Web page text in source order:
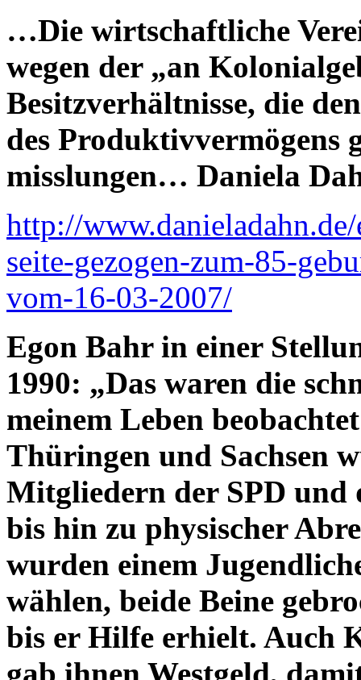
…Die wirtschaftliche
wegen der „an
Besitzverhältnisse, die
des Produktivvermögens
misslungen… Daniela
http://
seite-gezogen-zum-85-
vom-16-03-2007/
Egon Bahr in einer
1990: „Das waren die
meinem Leben
Thüringen und Sachsen
Mitgliedern der SPD und
bis hin zu physischer
wurden einem
wählen, beide Beine
bis er Hilfe erhielt. Auch